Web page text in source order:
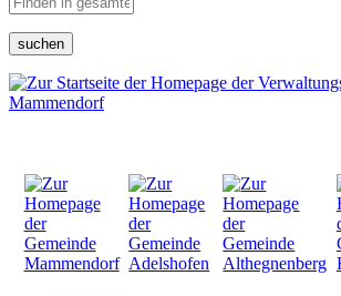
suchen